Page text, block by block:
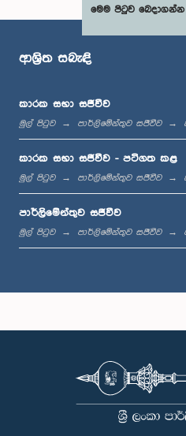
පෙ.ව. 11:30 - පෙ.ව. 11:40
මධ්‍යාහ්න 12:00 - ප.ව. 12:05
ප.ව. 12:05 - ප.ව. 12:13
ප.ව. 1:00 - ප.ව. 1:10
මෙම පිටුව බෙදාගන්න
ආශ්‍රිත සබැඳි
කාරක සභා සජීවීව
මුල් පිටුව පාර්ලිමේන්තුව සජීවීව
කාරක සභා සජීවීව - පටිගත කළ
මුල් පිටුව පාර්ලිමේන්තුව සජීවීව
පාර්ලිමේන්තුව සජීවීව
මුල් පිටුව පාර්ලිමේන්තුව සජීවීව